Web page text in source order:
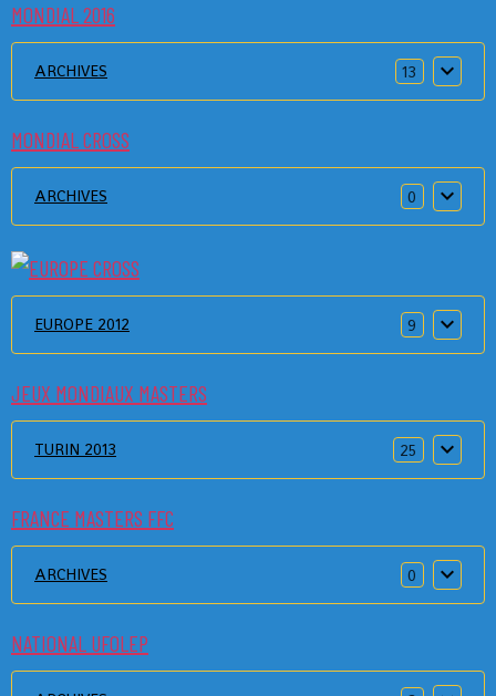
MONDIAL 2016
ARCHIVES 13
MONDIAL CROSS
ARCHIVES 0
EUROPE 2012 9
JEUX MONDIAUX MASTERS
TURIN 2013 25
FRANCE MASTERS FFC
ARCHIVES 0
NATIONAL UFOLEP